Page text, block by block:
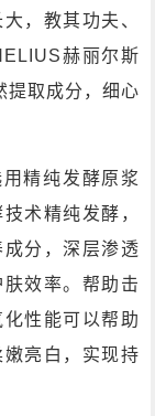
，教其功夫、
赫丽尔斯
提取成分，细心
精纯发酵原浆
术精纯发酵，
分，深层渗透
效率。帮助击
性能可以帮助
亮白，实现持